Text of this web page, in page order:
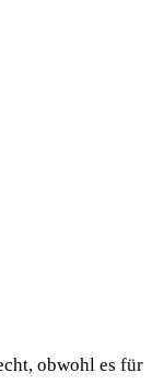
obwohl es für